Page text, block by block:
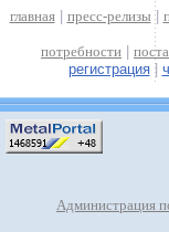
главная| пресс-релизы |
потребности
регистрация|
Администрация